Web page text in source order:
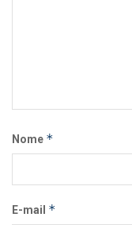
Nome *
E-mail *